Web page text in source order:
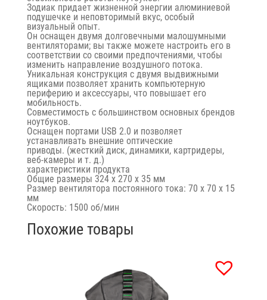
Зодиак придает жизненной энергии алюминиевой
подушечке и неповторимый вкус, особый
визуальный опыт.
Он оснащен двумя долговечными малошумными
вентиляторами; вы также можете настроить его в
соответствии со своими предпочтениями, чтобы
изменить направление воздушного потока.
Уникальная конструкция с двумя выдвижными
ящиками позволяет хранить компьютерную
периферию и аксессуары, что повышает его
мобильность.
Совместимость с большинством основных брендов
ноутбуков.
Оснащен портами USB 2.0 и позволяет
устанавливать внешние оптические
приводы. (жесткий диск, динамики, картридеры,
веб-камеры и т. д.)
характеристики продукта
Общие размеры 324 x 270 x 35 мм
Размер вентилятора постоянного тока: 70 x 70 x 15
мм
Скорость: 1500 об/мин
Похожие товары